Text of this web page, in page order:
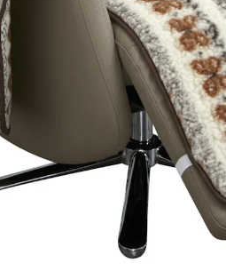
Stück gearbeitet, was
Armlehnenschoner fest
sicher an ihrem Platz bleiben.
Armlehnenschoner mit
Brille und
bleibt dank Gummizug sicher
Sie die Vorteile von
Jahr über für ein